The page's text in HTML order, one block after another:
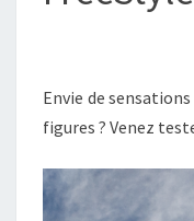
Envie de
figures ? Venez